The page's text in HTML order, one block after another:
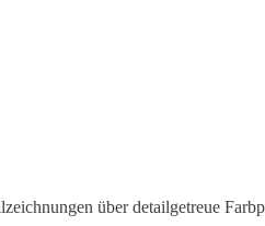
über detailgetreue